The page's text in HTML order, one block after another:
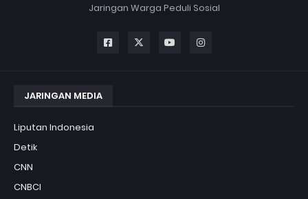
Jaringan Warga Peduli Sosial
JARINGAN MEDIA
Liputan Indonesia
Detik
CNN
CNBCI